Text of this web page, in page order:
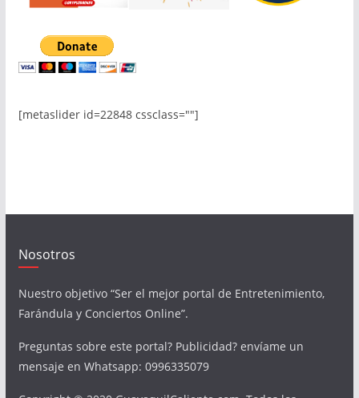
[metaslider id=22848 cssclass=""]
Nosotros
Nuestro objetivo “Ser el mejor portal de Entretenimiento,
Farándula y Conciertos Online”.
Preguntas sobre este portal? Publicidad? envíame un
mensaje en Whatsapp: 0996335079